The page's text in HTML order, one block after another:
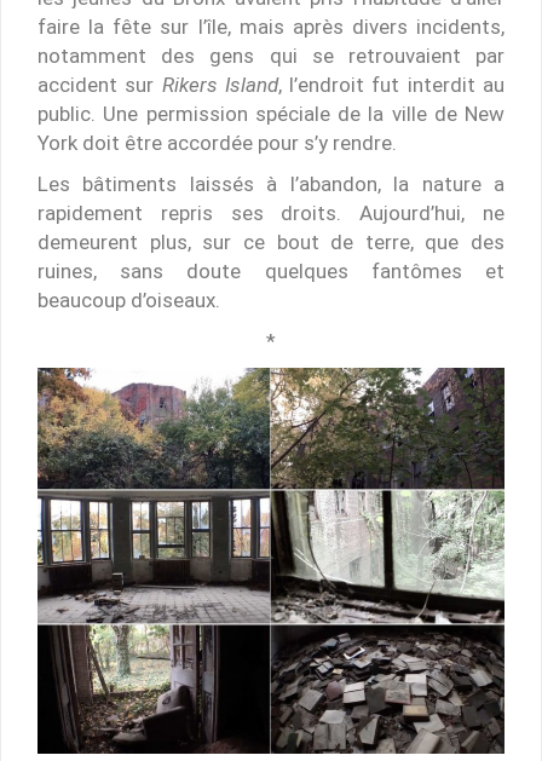
faire la fête sur l’île, mais après divers incidents,
notamment des gens qui se retrouvaient par
accident sur Rikers Island, l’endroit fut interdit au
public. Une permission spéciale de la ville de New
York doit être accordée pour s’y rendre.
Les bâtiments laissés à l’abandon, la nature a
rapidement repris ses droits. Aujourd’hui, ne
demeurent plus, sur ce bout de terre, que des
ruines, sans doute quelques fantômes et
beaucoup d’oiseaux.
*